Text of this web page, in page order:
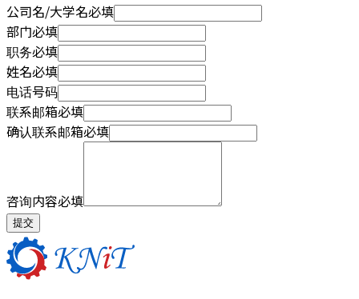
公司名/大学名必填
部门必填
职务必填
姓名必填
电话号码
联系邮箱必填
确认联系邮箱必填
咨询内容必填
提交